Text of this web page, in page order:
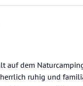
Rund
unsere
bietet die
dem
ruhig und